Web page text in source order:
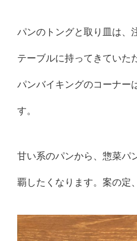
パンのトングと取り皿は、
テーブルに持ってきていた
パンバイキングのコーナー
す。
甘い系のパンから、惣菜パ
覇したくなり ます。案の定